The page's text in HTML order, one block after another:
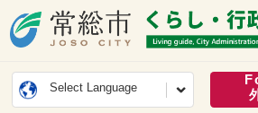
常総市
Select Language